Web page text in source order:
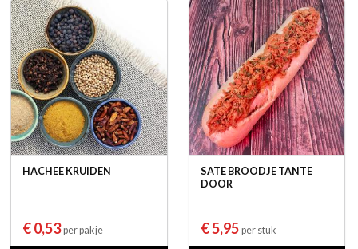
HACHEE KRUIDEN
€ 0,53per pakje
SATE BROODJE TANTE
DOOR
€ 5,95 per stuk